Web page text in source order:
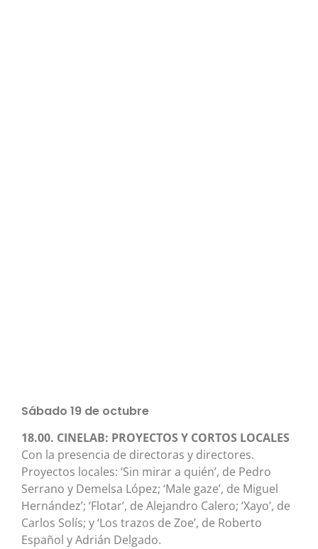
Sábado 19 de octubre
18.00. CINELAB: PROYECTOS Y CORTOS LOCALES
Con la presencia de directoras y directores.
Proyectos locales: ‘Sin mirar a quién’, de Pedro
Serrano y Demelsa López; ‘Male gaze’, de Miguel
Hernández’; ‘Flotar’, de Alejandro Calero; ‘Xayo’, de
Carlos Solís; y ‘Los trazos de Zoe’, de Roberto
Español y Adrián Delgado.